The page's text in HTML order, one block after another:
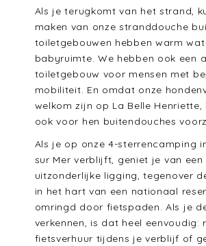
Als je terugkomt van het strand,
maken van onze stranddouche
toiletgebouwen hebben warm
babyruimte. We hebben ook een
toiletgebouw voor mensen met
mobiliteit. En omdat onze
welkom zijn op La Belle Henriette,
ook voor hen buitendouches
Als je op onze 4-sterrencamping
sur Mer verblijft, geniet je van een
uitzonderlijke ligging, tegenover
in het hart van een nationaal
omringd door fietspaden. Als je
verkennen, is dat heel eenvoudig:
fietsverhuur tijdens je verblijf of